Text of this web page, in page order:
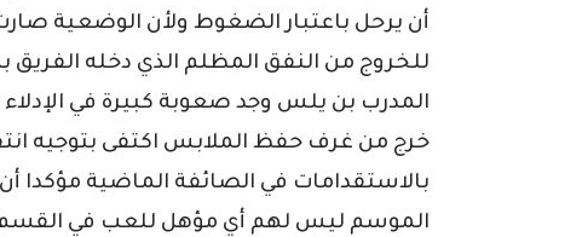
أن يرحل باعتبار الضغوط ولأن الوضعية
للخروج من النفق المظلم الذي دخله الفريق
المدرب بن يلس وجد صعوبة كبيرة في الإدلاء
خرج من غرف حفظ الملابس اكتفى بتوجيه
بالاستقدامات في الصائفة الماضية مؤكدا
الموسم ليس لهم أي مؤهل للعب في القسم